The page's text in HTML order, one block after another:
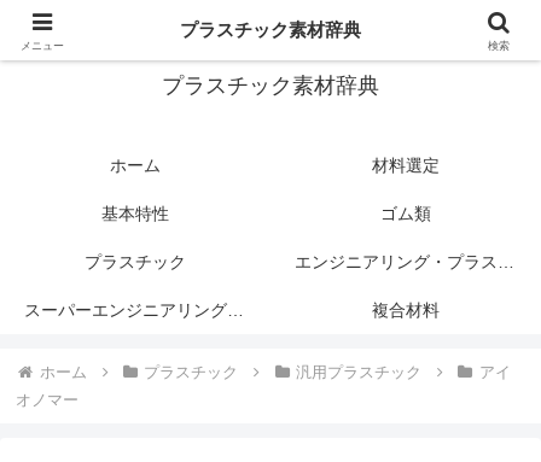
プラスチック関連情報サイト
プラスチック素材辞典
ホーム 材料選定
基本特性 ゴム類
プラスチック エンジニアリング・プラスチック
スーパーエンジニアリング・プラスチック 複合材料
ホーム プラスチック 汎用プラスチック
アイ
オノマー
メニュー
プラスチック素材辞典
検索